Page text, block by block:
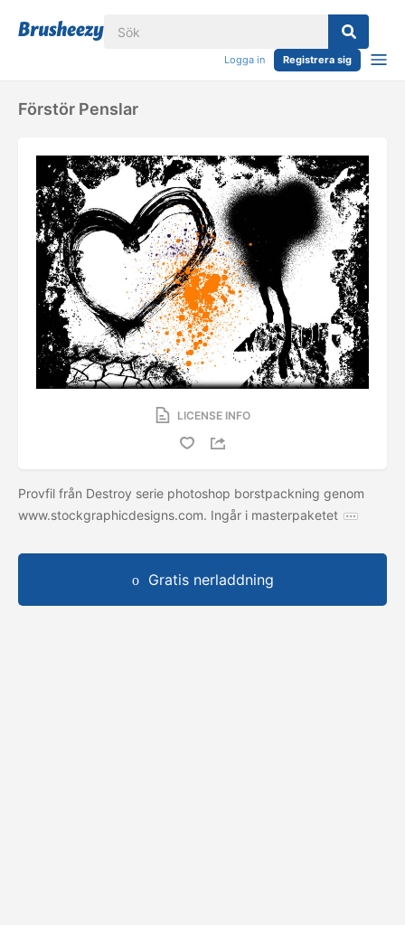
Logga in Registrera sig
Förstör Penslar
LICENSE INFO
Provfil från Destroy serie photoshop borstpackning genom
www.stockgraphicdesigns.com. Ingår i masterpaketet
Gratis nerladdning